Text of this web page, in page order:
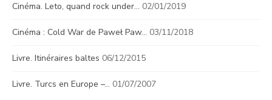
Cinéma. Leto, quand rock under… 02/01/2019
Cinéma : Cold War de Paweł Paw… 03/11/2018
Livre. Itinéraires baltes 06/12/2015
Livre. Turcs en Europe –… 01/07/2007